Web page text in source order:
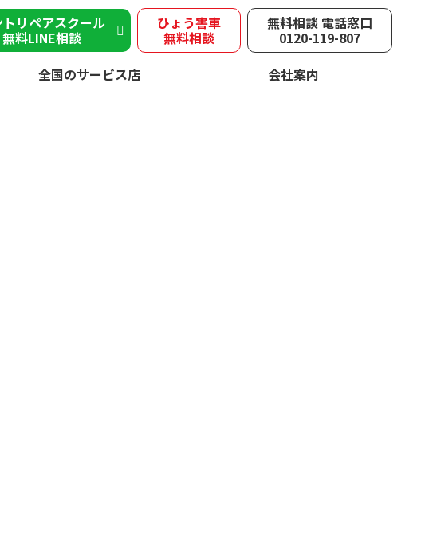
トリペアスクール
無料LINE相談
ひょう害車
無料相談
無料相談 電話窓口
0120-119-807
全国のサービス店 会社案内